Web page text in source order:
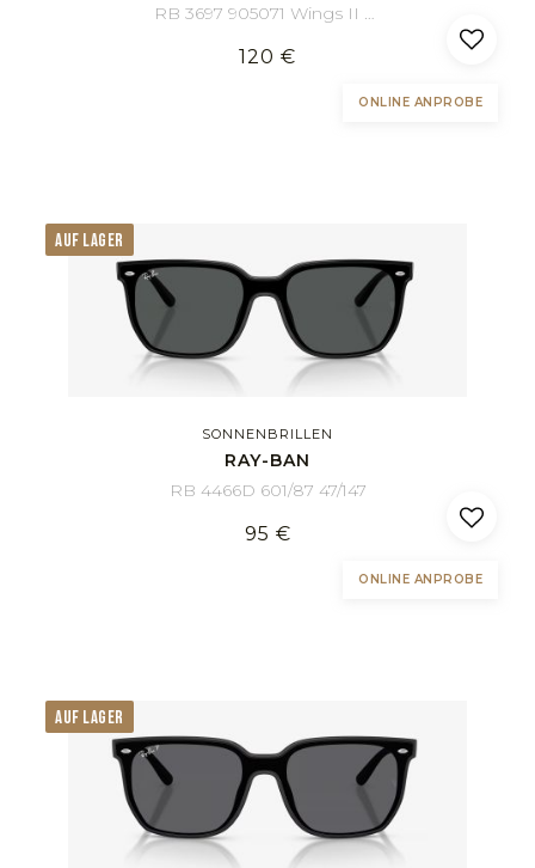
RB 3697 905071 Wings II 35/135
120 €
ONLINE ANPROBE
AUF LAGER
SONNENBRILLEN
RAY-BAN
RB 4466D 601/87 47/147
95 €
ONLINE ANPROBE
AUF LAGER